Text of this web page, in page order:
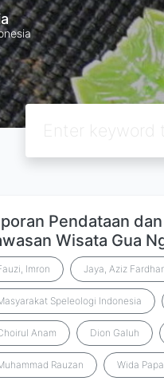
Pendataan
Wisata Gua
Imron Jaya, Aziz
Speleologi Indonesia
Anam Dion Galuh
Rauzan Wida